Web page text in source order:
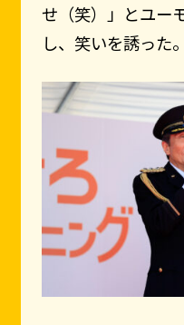
せ（笑）」とユー
し、笑いを誘った。